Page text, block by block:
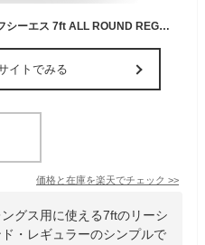
fcs リーシュコード サーフィン エフシーエス 7ft ALL ROUND REGULAR オールラウンド レギュラー 7 ファンボード用 ミッドレングス用 ソフトボード用にも【即】
イトでみる
価格と在庫を楽天でチェック >>
グス用に使える7ftのリーシ
・レギュラーのシンプルで